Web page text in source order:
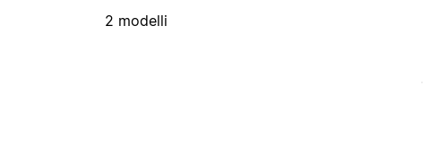
2 modelli